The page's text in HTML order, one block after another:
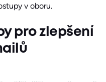
v oboru.
pro zlepšení